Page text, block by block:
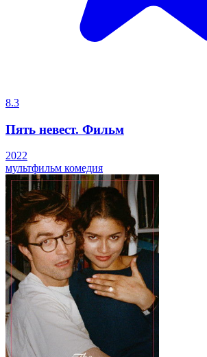
8.3
Пять невест. Фильм
2022
мультфильм комедия